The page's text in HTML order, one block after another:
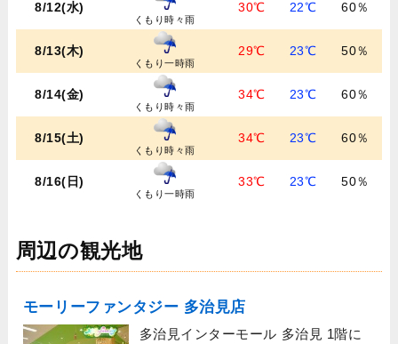
8/12(水)
くもり時々雨
30℃ 22℃ 60％
8/13(木)
くもり一時雨
29℃ 23℃ 50％
8/14(金)
くもり時々雨
34℃ 23℃ 60％
8/15(土)
くもり時々雨
34℃ 23℃ 60％
8/16(日)
くもり一時雨
33℃ 23℃ 50％
周辺の観光地
モーリーファンタジー 多治見店
多治見インターモール 多治見 1階に